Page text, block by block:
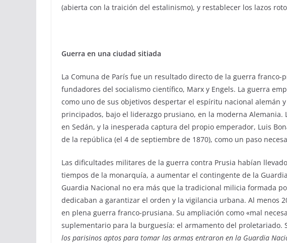
(abierta con la traición del estalinismo), y restablecer los lazos
Guerra en una ciudad sitiada
La Comuna de París fue un resultado directo de la guerra franco-
fundadores del socialismo científico, Marx y Engels. La guerra
como uno de sus objetivos despertar el espíritu nacional alemán
principados, bajo el liderazgo prusiano, en la moderna
en Sedán, y la inesperada captura del propio emperador, Luis
de la república (el 4 de septiembre de 1870), como un paso
Las dificultades militares de la guerra contra Prusia habían
tiempos de la monarquía, a aumentar el contingente de la
Guardia Nacional no era más que la tradicional milicia formada
dedicaban a garantizar el orden y la vigilancia urbana. Al menos
en plena guerra franco-prusiana. Su ampliación como «mal
suplementario para la burguesía: el armamento del proletariado.
los parisinos aptos para tomar las armas entraron en la Guardia